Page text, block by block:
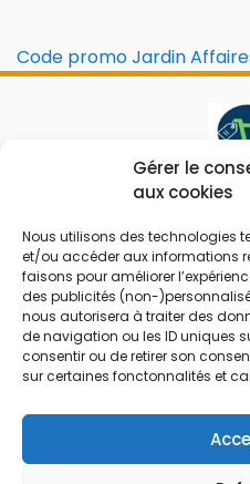
Gérer le
aux cookies
Nous utilisons des technologies
et/ou accéder aux informations
faisons pour améliorer
des publicités (non-
nous autorisera à traiter des
de navigation ou les ID uniques
consentir ou de retirer son
sur certaines fonctonnalités et
Code promo Jardin
Le prix peut
Mes Bons
FAQ
Qui sommes nous
Contactez-nous
Código promocional